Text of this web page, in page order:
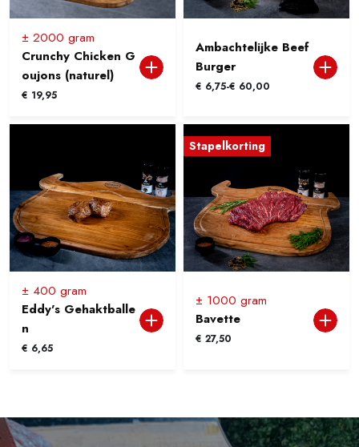
± 2000 gram
Crunchy Chicken G
oujons (naturel)
€ 19,95
Ambachtelijke Beef
Burger
€ 6,75-€ 60,00
Prijsklasse:
tot
€ 60,00
± 400 gram
Eddy's Gehaktballe
n
€ 6,65
Stapelkorting
± 1000 gram
Bavette
€ 27,50